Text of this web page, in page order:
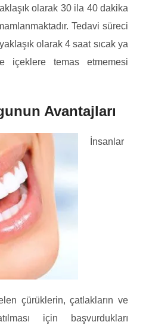
olarak 30 ila 40 dakika
Tedavi süreci
olarak 4 saat sıcak ya
içeklere temas etmemesi
Avantajları
İnsanlar
çürüklerin, çatlakların ve
için başvurdukları